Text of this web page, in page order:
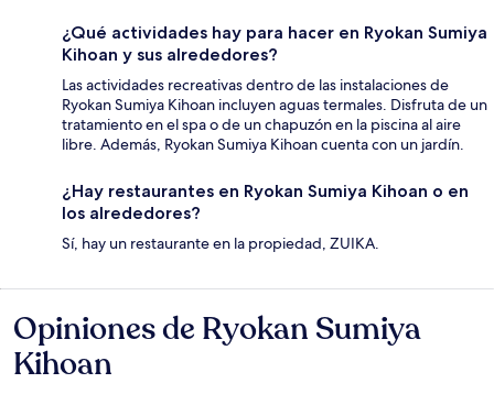
¿Qué actividades hay para hacer en Ryokan Sumiya
Kihoan y sus alrededores?
Las actividades recreativas dentro de las instalaciones de
Ryokan Sumiya Kihoan incluyen aguas termales. Disfruta de un
tratamiento en el spa o de un chapuzón en la piscina al aire
libre. Además, Ryokan Sumiya Kihoan cuenta con un jardín.
¿Hay restaurantes en Ryokan Sumiya Kihoan o en
los alrededores?
Sí, hay un restaurante en la propiedad, ZUIKA.
Opiniones
Opiniones de Ryokan Sumiya
Kihoan